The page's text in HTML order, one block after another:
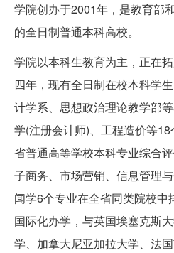
学院创办于2001年，是教育部
的全日制普通本科高校。
学院以本科生教育为主，正在
四年，现有全日制在校本科学
计学系、思想政治理论教学部
学(注册会计师)、工程造价等
省普通高等学校本科专业综合
子商务、市场营销、信息管理
闻学6个专业在全省同类院校中
国际化办学，与英国埃塞克斯
学、加拿大尼亚加拉大学、法